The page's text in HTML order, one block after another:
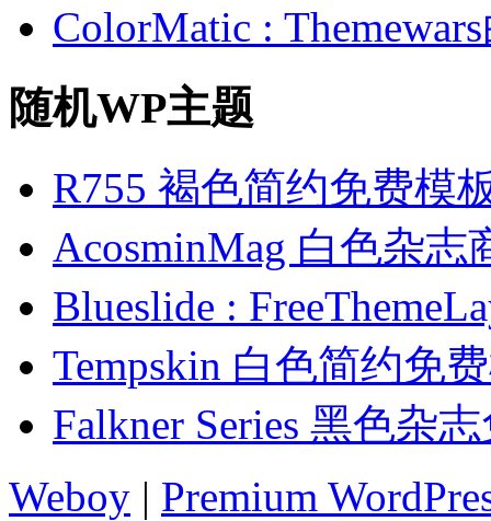
ColorMatic :
随机WP主题
R755 褐色简约免费模
AcosminMag 白色杂志
Blueslide :
Tempskin 白色简约免
Falkner Series 黑色杂
Weboy | Premium